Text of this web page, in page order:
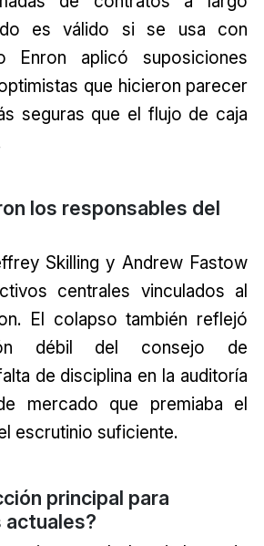
es válido si se usa con
Enron aplicó suposiciones
que hicieron parecer
seguras que el flujo de caja
los responsables del
Skilling y Andrew Fastow
centrales vinculados al
El colapso también reflejó
débil del consejo de
de disciplina en la auditoría
mercado que premiaba el
escrutinio suficiente.
principal para